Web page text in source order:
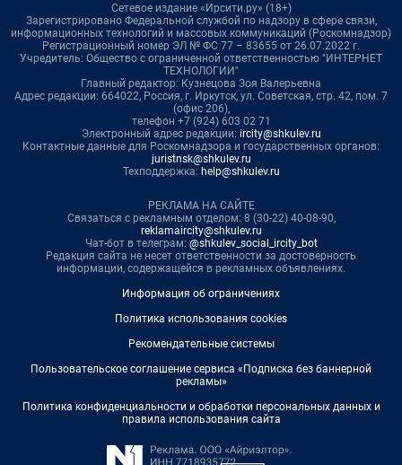
Сетевое издание «Ирсити.ру» (18+)
Зарегистрировано Федеральной службой по надзору в сфере связи,
информационных технологий и массовых коммуникаций (Роскомнадзор)
Регистрационный номер ЭЛ № ФС 77 – 83655 от 26.07.2022 г.
Учредитель: Общество с ограниченной ответственностью "ИНТЕРНЕТ
ТЕХНОЛОГИИ"
Главный редактор: Кузнецова Зоя Валерьевна
Адрес редакции: 664022, Россия, г. Иркутск, ул. Советская, стр. 42, пом. 7
(офис 206),
телефон +7 (924) 603 02 71
Электронный адрес редакции: ircity@shkulev.ru
Контактные данные для Роскомнадзора и государственных органов:
juristnsk@shkulev.ru
Техподдержка: help@shkulev.ru
РЕКЛАМА НА САЙТЕ
Связаться с рекламным отделом: 8 (30-22) 40-08-90,
reklamaircity@shkulev.ru
Чат-бот в телеграм: @shkulev_social_ircity_bot
Редакция сайта не несет ответственности за достоверность
информации, содержащейся в рекламных объявлениях.
Информация об ограничениях
Политика использования cookies
Рекомендательные системы
Пользовательское соглашение сервиса «Подписка без баннерной
рекламы»
Политика конфиденциальности и обработки персональных данных и
правила использования сайта